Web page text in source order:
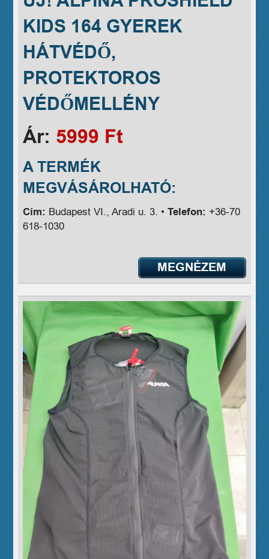
KIDS 164 GYEREK
HÁTVÉDŐ,
PROTEKTOROS
VÉDŐMELLÉNY
Ár: 5999 Ft
A TERMÉK
MEGVÁSÁROLHATÓ:
Cím: Budapest VI., Aradi u. 3. •Telefon: +36-70
618-1030
MEGNÉZEM